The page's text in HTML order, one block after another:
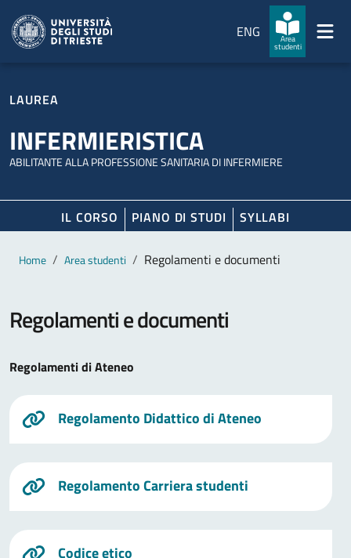
ENG
Area
studenti
LAUREA
INFERMIERISTICA
ABILITANTE ALLA PROFESSIONE SANITARIA DI INFERMIERE
IL CORSO PIANO DI STUDI SYLLABI
Contenuto principale
Breadcrumb
Home Area studenti Regolamenti e documenti
Regolamenti e documenti
Regolamenti di Ateneo
Regolamento Didattico di Ateneo
Regolamento Carriera studenti
Codice etico